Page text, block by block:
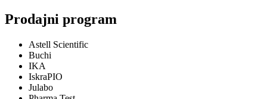
Prodajni program
Astell Scientific
Buchi
IKA
IskraPIO
Julabo